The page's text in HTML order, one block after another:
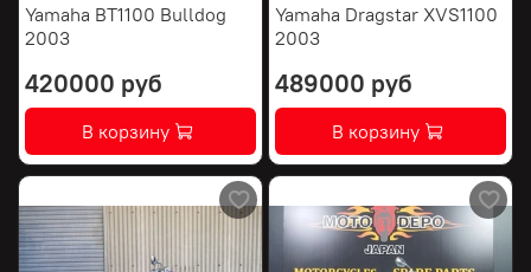
Yamaha BT1100 Bulldog
2003
420000 руб
В корзину
Yamaha Dragstar XVS1100
2003
489000 руб
В корзину